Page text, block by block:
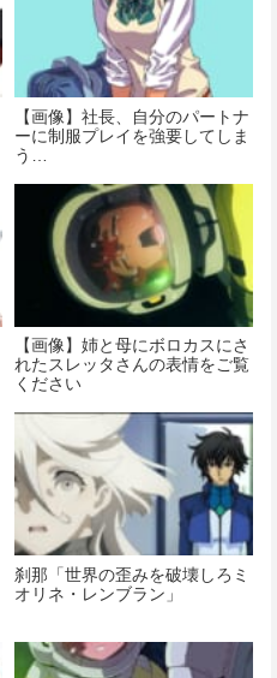
【画像】社長、自分のパートナ
ーに制服プレイを強要してしま
う…
【画像】姉と母にボロカスにさ
れたスレッタさんの表情をご覧
ください
刹那「世界の歪みを破壊しろミ
オリネ・レンブラン」